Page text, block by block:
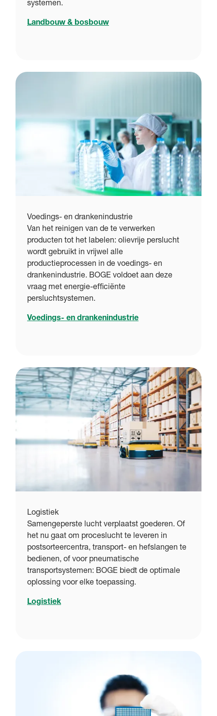
systemen.
Landbouw & bosbouw
Voedings- en drankenindustrie
Van het reinigen van de te verwerken
producten tot het labelen: olievrije perslucht
wordt gebruikt in vrijwel alle
productieprocessen in de voedings- en
drankenindustrie. BOGE voldoet aan deze
vraag met energie-efficiënte
persluchtsystemen.
Voedings- en drankenindustrie
Logistiek
Samengeperste lucht verplaatst goederen. Of
het nu gaat om proceslucht te leveren in
postsorteercentra, transport- en hefslangen te
bedienen, of voor pneumatische
transportsystemen: BOGE biedt de optimale
oplossing voor elke toepassing.
Logistiek